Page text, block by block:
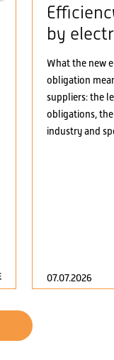
by
What the new
obligation
suppliers: the
obligations,
industry and
07.07.2026